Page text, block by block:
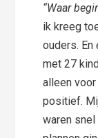
“Waar
ik kreeg
ouders. En
met 27
alleen
positief.
waren